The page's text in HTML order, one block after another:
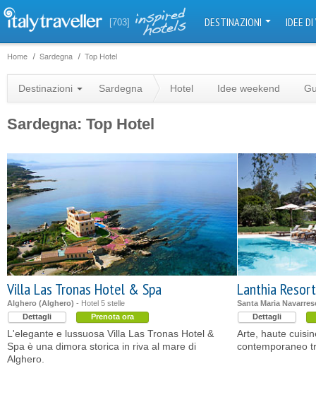
[703] DESTINAZIONI IDEE
Home Sardegna Top Hotel
Destinazioni Sardegna Hotel Idee weekend
Sardegna: Top Hotel
Villa Las Tronas Hotel & Spa
Alghero (Alghero) - Hotel 5 stelle
Dettagli
Prenota ora
L'elegante e lussuosa Villa Las Tronas Hotel &
Spa è una dimora storica in riva al mare di
Alghero.
Lanthia Resort
Santa Maria
Dettagli
Arte, haute
contemporaneo